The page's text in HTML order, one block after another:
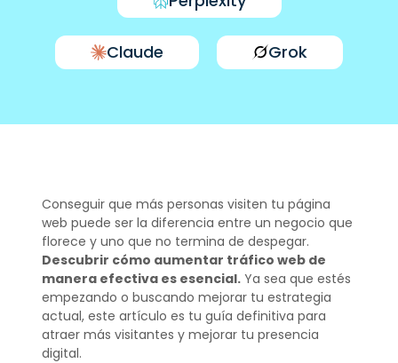
Claude Grok
Conseguir que más personas visiten tu página
web puede ser la diferencia entre un negocio que
florece y uno que no termina de despegar.
Descubrir cómo aumentar tráfico web de
manera efectiva es esencial.Ya sea que estés
empezando o buscando mejorar tu estrategia
actual, este artículo es tu guía definitiva para
atraer más visitantes y mejorar tu presencia
digital.